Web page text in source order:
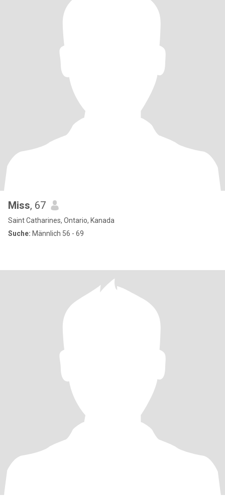
Miss, 67
Saint Catharines, Ontario, Kanada
Suche: Männlich 56 - 69